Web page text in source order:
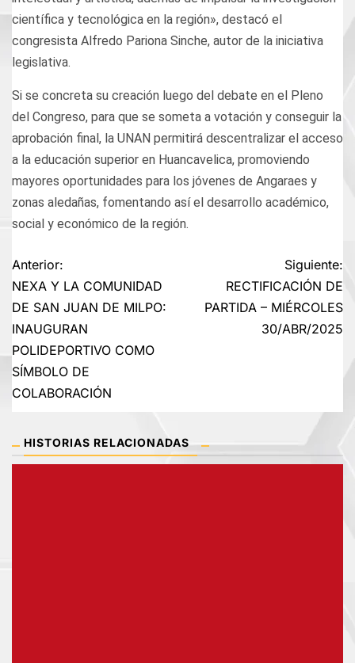
científica y tecnológica en la región», destacó el
congresista Alfredo Pariona Sinche, autor de la iniciativa
legislativa.
Si se concreta su creación luego del debate en el Pleno
del Congreso, para que se someta a votación y conseguir la
aprobación final, la UNAN permitirá descentralizar el acceso
a la educación superior en Huancavelica, promoviendo
mayores oportunidades para los jóvenes de Angaraes y
zonas aledañas, fomentando así el desarrollo académico,
social y económico de la región.
Navegación
de
entradas
Anterior:
NEXA Y LA COMUNIDAD
DE SAN JUAN DE MILPO:
INAUGURAN
POLIDEPORTIVO COMO
SÍMBOLO DE
COLABORACIÓN
Siguiente:
RECTIFICACIÓN DE
PARTIDA – MIÉRCOLES
30/ABR/2025
HISTORIAS RELACIONADAS